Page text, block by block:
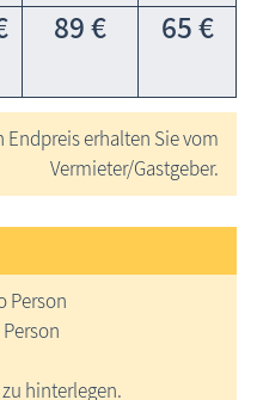
89 € 65 €
Endpreis erhalten Sie vom
Vermieter/Gastgeber.
Person
hinterlegen.